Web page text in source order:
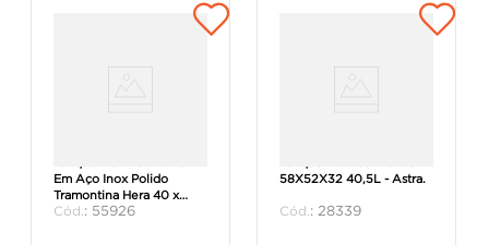
Em Aço Inox Polido
Tramontina Hera 40 x
40cm - Tramontina.
: 55926
58X52X32 40,5L - Astra.
: 28339